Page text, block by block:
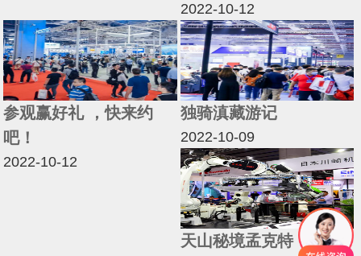
2022-10-12
参观赢好礼 ，快来约
吧！
2022-10-12
独骑滇藏游记
2022-10-09
天山秘境孟克特